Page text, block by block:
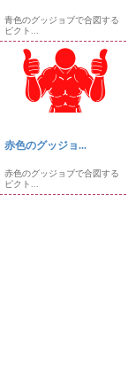
青色のグッジョブで合図する
ピクト...
赤色のグッジョ...
赤色のグッジョブで合図する
ピクト...